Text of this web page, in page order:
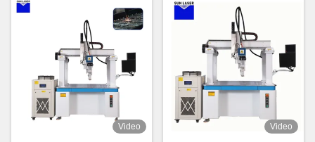
Video Video